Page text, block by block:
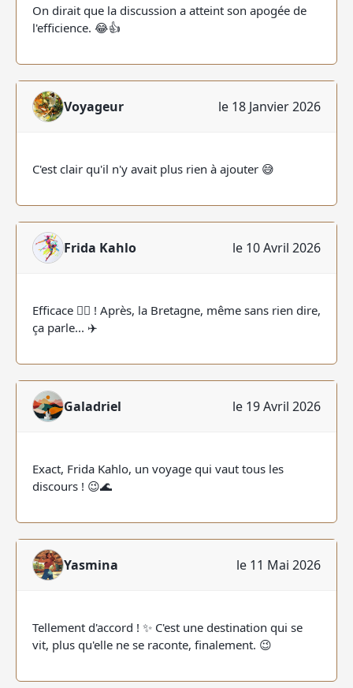
On dirait que la discussion a atteint son apogée de
l'efficience. 😂👍
Voyageur le 18 Janvier 2026
C'est clair qu'il n'y avait plus rien à ajouter 😅
Frida Kahlo le 10 Avril 2026
Efficace 👍🏽 ! Après, la Bretagne, même sans rien dire,
ça parle... ✈️
Galadriel le 19 Avril 2026
Exact, Frida Kahlo, un voyage qui vaut tous les
discours ! 😉🌊
Yasmina le 11 Mai 2026
Tellement d'accord ! ✨ C'est une destination qui se
vit, plus qu'elle ne se raconte, finalement. 😉